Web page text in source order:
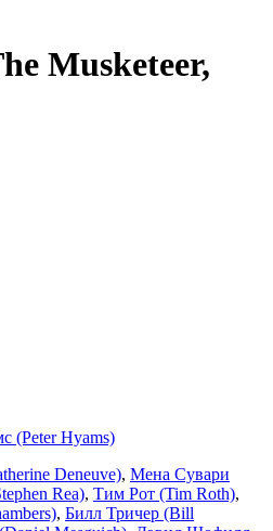
Musketeer,
(Peter Hyams)
Deneuve), Мена Сувари
Rea), Тим Рот (Tim Roth),
, Билл Тричер (Bill